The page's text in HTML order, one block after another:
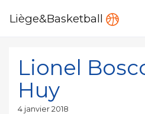
Liège&Basketball
Lionel
Huy
Publié
4 janvier 2018